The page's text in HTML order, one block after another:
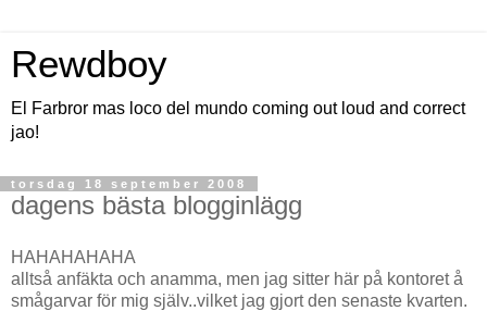
Rewdboy
El Farbror mas loco del mundo coming out loud and correct
jao!
torsdag 18 september 2008
dagens bästa blogginlägg
HAHAHAHAHA
alltså anfäkta och anamma, men jag sitter här på kontoret å
smågarvar för mig själv..vilket jag gjort den senaste kvarten.